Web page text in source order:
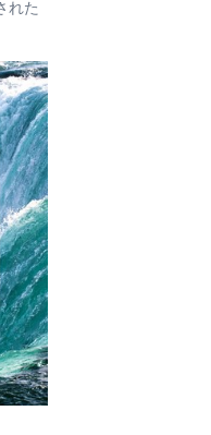
れた